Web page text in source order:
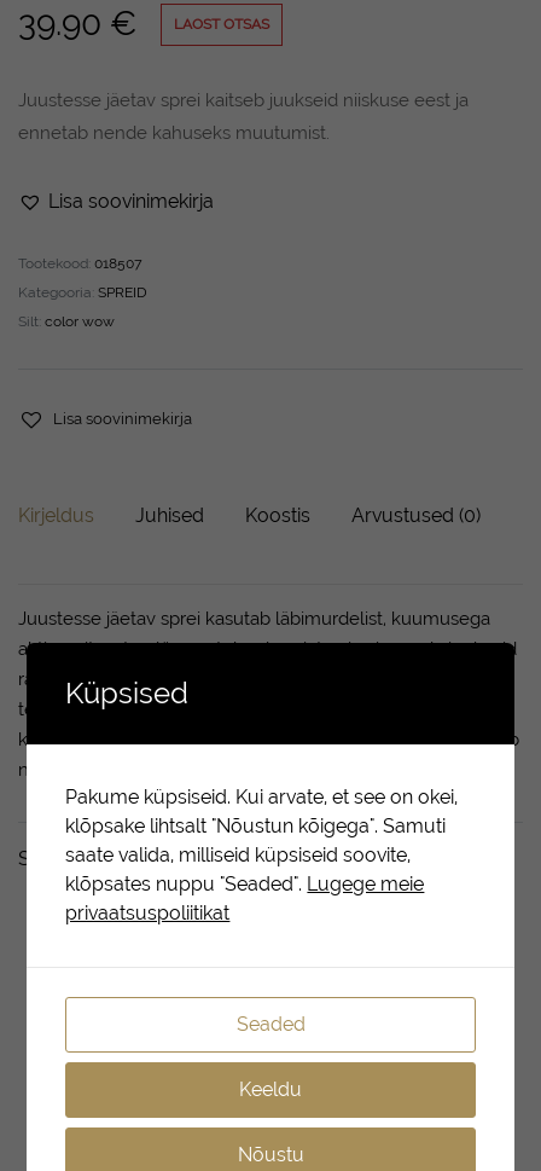
39.90 € LAOST OTSAS
Juustesse jäetav sprei kaitseb juukseid niiskuse eest ja
ennetab nende kahuseks muutumist.
Lisa soovinimekirja
Tootekood: 018507
Kategooria: SPREID
Silt: color wow
Lisa soovinimekirja
Kirjeldus Juhised Koostis Arvustused (0)
Juustesse jäetav sprei kasutab läbimurdelist, kuumusega
aktiveeritavat polümeertehnoloogiat, mis ei muuda juukseid
raskeks ega jäta neid rasvaseks. Soojusega aktiveerimisel
tekib iga juuksekarva ümber nähtamatu veekindel kiht, mis
kaitseb juukseid pikka aega välise niiskuse eest ning takistab
nii nende keerdu minemist kui ka kahuseks muutumist.
Seotud tooted
Küpsised
Pakume küpsiseid. Kui arvate, et see on okei,
klõpsake lihtsalt "Nõustun kõigega". Samuti
saate valida, milliseid küpsiseid soovite,
klõpsates nuppu "Seaded". Lugege meie
privaatsuspoliitikat
Seaded
Keeldu
Nõustu